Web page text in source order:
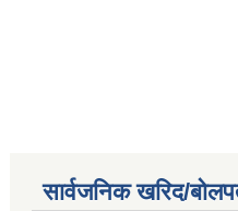
सार्वजनिक खरिद/